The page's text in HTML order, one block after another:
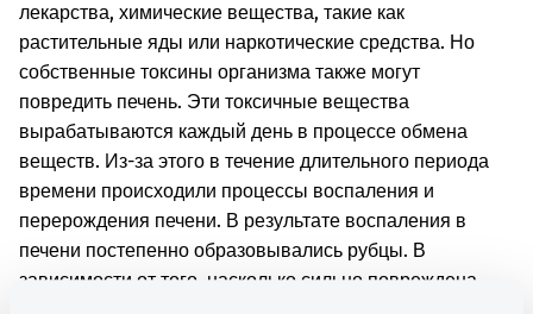
лекарства, химические вещества, такие как
растительные яды или наркотические средства. Но
собственные токсины организма также могут
повредить печень. Эти токсичные вещества
вырабатываются каждый день в процессе обмена
веществ. Из-за этого в течение длительного периода
времени происходили процессы воспаления и
перерождения печени. В результате воспаления в
печени постепенно образовывались рубцы. В
зависимости от того, насколько сильно повреждена